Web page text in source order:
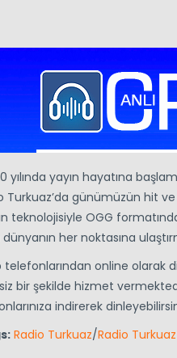
yılında yayın hayatına
Turkuaz’da günümüzün hit
teknolojisiyle OGG
her noktasına
telefonlarından online
bir şekilde hizmet
indirerek
Radio Turkuaz/Radio